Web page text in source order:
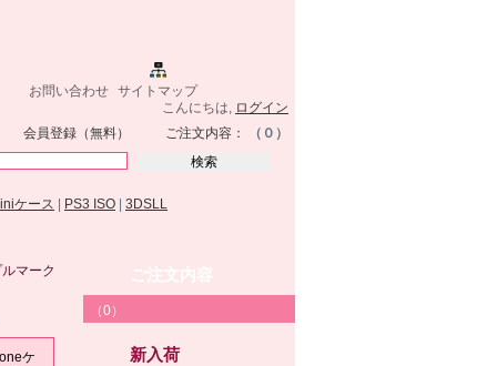
お問い合わせ
サイトマップ
こんにちは,
ログイン
ご注文内容： （０）
会員登録（無料）
ケース PS3 ISO 3DSLL
マーク
ケ
（0）
新入荷